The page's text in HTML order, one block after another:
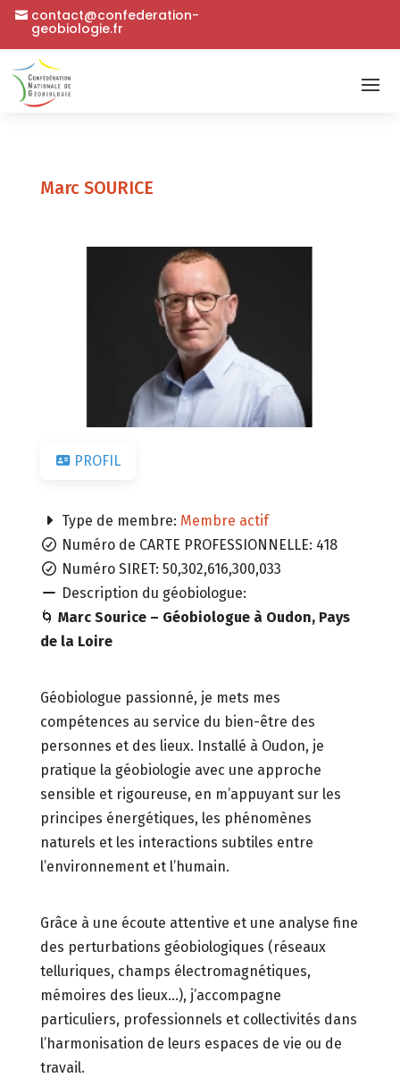
contact@confederation-
geobiologie.fr
Marc SOURICE
PROFIL
Type de membre: Membre actif
Numéro de CARTE PROFESSIONNELLE: 418
Numéro SIRET: 50,302,616,300,033
Description du géobiologue:
🌀 Marc Sourice – Géobiologue à Oudon, Pays
de la Loire
Géobiologue passionné, je mets mes
compétences au service du bien-être des
personnes et des lieux. Installé à Oudon, je
pratique la géobiologie avec une approche
sensible et rigoureuse, en m’appuyant sur les
principes énergétiques, les phénomènes
naturels et les interactions subtiles entre
l’environnement et l’humain.
Grâce à une écoute attentive et une analyse fine
des perturbations géobiologiques (réseaux
telluriques, champs électromagnétiques,
mémoires des lieux…), j’accompagne
particuliers, professionnels et collectivités dans
l’harmonisation de leurs espaces de vie ou de
travail.